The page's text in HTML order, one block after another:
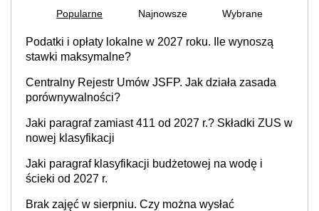
Popularne Najnowsze Wybrane
Podatki i opłaty lokalne w 2027 roku. Ile wynoszą
stawki maksymalne?
Centralny Rejestr Umów JSFP. Jak działa zasada
porównywalności?
Jaki paragraf zamiast 411 od 2027 r.? Składki ZUS w
nowej klasyfikacji
Jaki paragraf klasyfikacji budżetowej na wodę i
ścieki od 2027 r.
Brak zajęć w sierpniu. Czy można wysłać